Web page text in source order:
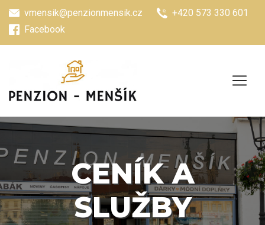
vmensik@penzionmensik.cz
+420 573 330 601
Facebook
CENÍK A
SLUŽBY